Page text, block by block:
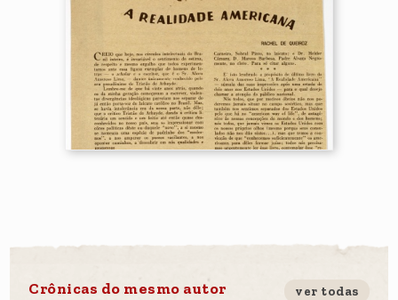
Crônicas do mesmo autor ver todas